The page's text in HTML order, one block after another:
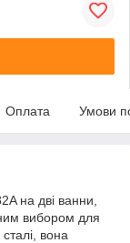
Оплата Умови
на дві ванни,
вибором для
вона